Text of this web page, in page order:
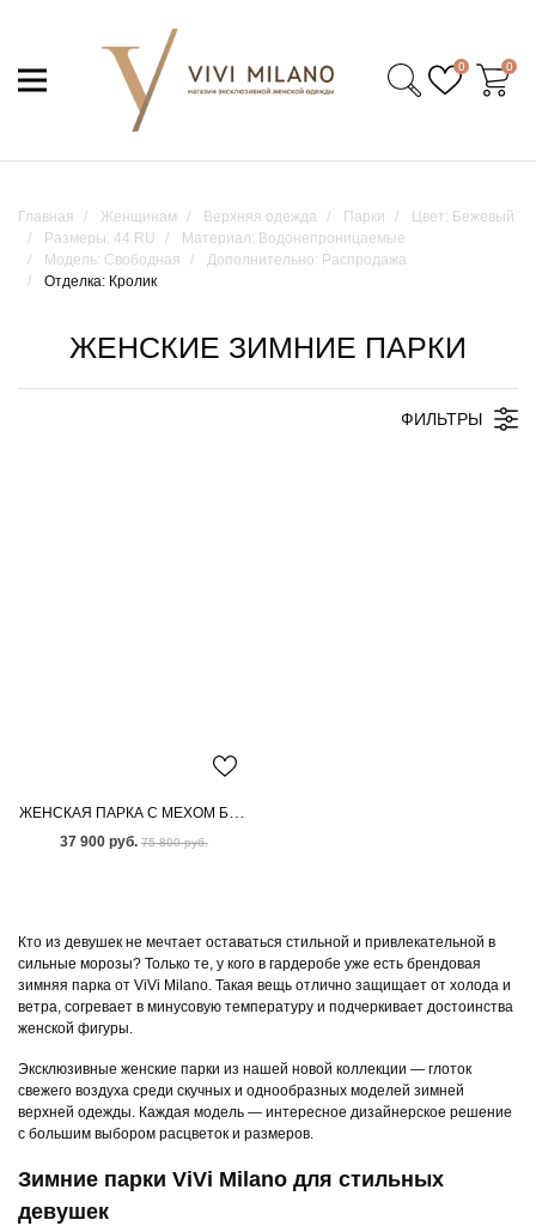
0 0
Главная Женщинам Верхняя одежда Парки
Цвет: Бежевый
Размеры: 44 RU
Материал: Водонепроницаемые
Модель: Свободная
Дополнительно: Распродажа
Отделка: Кролик
ЖЕНСКИЕ ЗИМНИЕ ПАРКИ
ФИЛЬТРЫ
ЖЕНСКАЯ ПАРКА С МЕХОМ БЕНГАЛЬСКОЙ ЛИСЫ
37 900 руб. 75 800 руб.
Кто из девушек не мечтает оставаться стильной и привлекательной в
сильные морозы? Только те, у кого в гардеробе уже есть брендовая
зимняя парка от ViVi Milano. Такая вещь отлично защищает от холода и
ветра, согревает в минусовую температуру и подчеркивает достоинства
женской фигуры.
Эксклюзивные женские парки из нашей новой коллекции — глоток
свежего воздуха среди скучных и однообразных моделей зимней
верхней одежды. Каждая модель — интересное дизайнерское решение
с большим выбором расцветок и размеров.
Зимние парки ViVi Milano для стильных
девушек